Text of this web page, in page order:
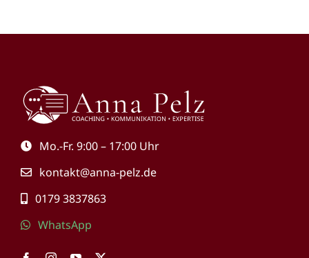
Mo.-Fr. 9:00 – 17:00 Uhr
kontakt@anna-pelz.de
0179 3837863
WhatsApp